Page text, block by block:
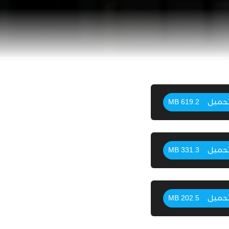
619.2 MB
331.3 MB
202.5 MB